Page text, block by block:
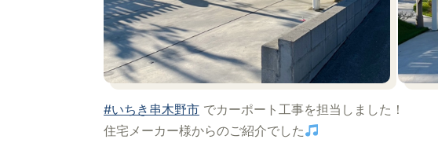
#いちき串木野市 でカーポート工事を担当しました！
住宅メーカー様からのご紹介でした